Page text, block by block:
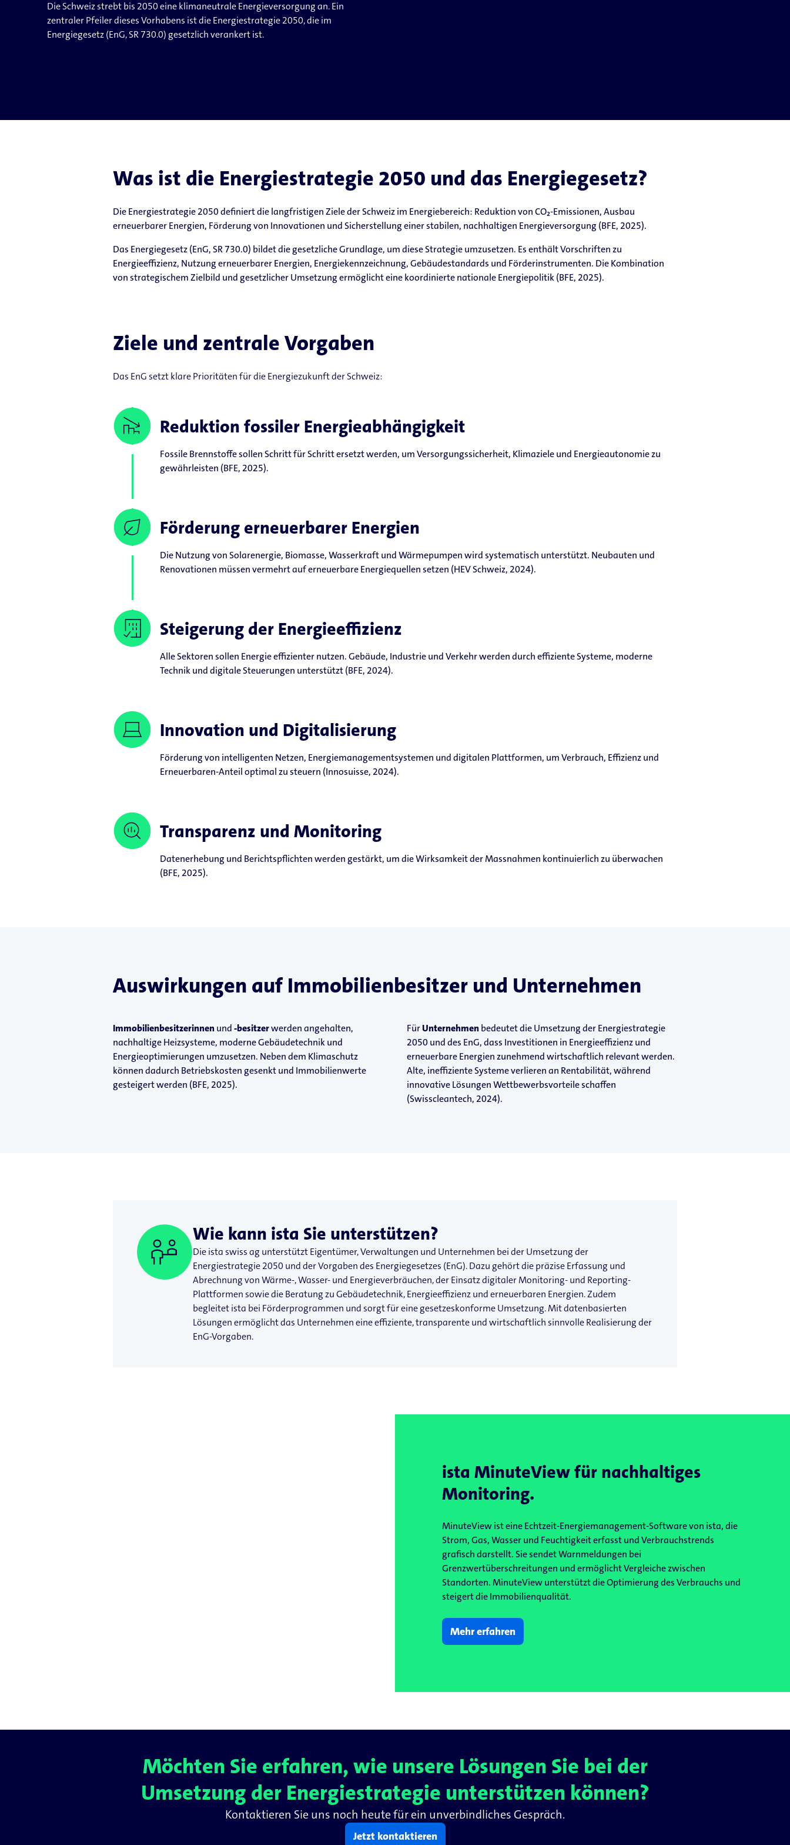
Die Schweiz strebt bis 2050 eine klimaneutrale Energieversorgung an. Ein
zentraler Pfeiler dieses Vorhabens ist die Energiestrategie 2050, die im
Energiegesetz (EnG, SR 730.0) gesetzlich verankert ist.
Was ist die Energiestrategie 2050 und das Energiegesetz?
Die Energiestrategie 2050 definiert die langfristigen Ziele der Schweiz im Energiebereich: Reduktion von CO₂-Emissionen, Ausbau
erneuerbarer Energien, Förderung von Innovationen und Sicherstellung einer stabilen, nachhaltigen Energieversorgung (BFE, 2025).
Das Energiegesetz (EnG, SR 730.0) bildet die gesetzliche Grundlage, um diese Strategie umzusetzen. Es enthält Vorschriften zu
Energieeffizienz, Nutzung erneuerbarer Energien, Energiekennzeichnung, Gebäudestandards und Förderinstrumenten. Die Kombination
von strategischem Zielbild und gesetzlicher Umsetzung ermöglicht eine koordinierte nationale Energiepolitik (BFE, 2025).
Ziele und zentrale Vorgaben
Das EnG setzt klare Prioritäten für die Energiezukunft der Schweiz:
Reduktion fossiler Energieabhängigkeit
Fossile Brennstoffe sollen Schritt für Schritt ersetzt werden, um Versorgungssicherheit, Klimaziele und Energieautonomie zu
gewährleisten (BFE, 2025).
Förderung erneuerbarer Energien
Die Nutzung von Solarenergie, Biomasse, Wasserkraft und Wärmepumpen wird systematisch unterstützt. Neubauten und
Renovationen müssen vermehrt auf erneuerbare Energiequellen setzen (HEV Schweiz, 2024).
Steigerung der Energieeffizienz
Alle Sektoren sollen Energie effizienter nutzen. Gebäude, Industrie und Verkehr werden durch effiziente Systeme, moderne
Technik und digitale Steuerungen unterstützt (BFE, 2024).
Innovation und Digitalisierung
Förderung von intelligenten Netzen, Energiemanagementsystemen und digitalen Plattformen, um Verbrauch, Effizienz und
Erneuerbaren-Anteil optimal zu steuern (Innosuisse, 2024).
Transparenz und Monitoring
Datenerhebung und Berichtspflichten werden gestärkt, um die Wirksamkeit der Massnahmen kontinuierlich zu überwachen
(BFE, 2025).
Auswirkungen auf Immobilienbesitzer und Unternehmen
Immobilienbesitzerinnenund-besitzerwerden angehalten,
nachhaltige Heizsysteme, moderne Gebäudetechnik und
Energieoptimierungen umzusetzen. Neben dem Klimaschutz
können dadurch Betriebskosten gesenkt und Immobilienwerte
gesteigert werden (BFE, 2025).
FürUnternehmenbedeutet die Umsetzung der Energiestrategie
2050 und des EnG, dass Investitionen in Energieeffizienz und
erneuerbare Energien zunehmend wirtschaftlich relevant werden.
Alte, ineffiziente Systeme verlieren an Rentabilität, während
innovative Lösungen Wettbewerbsvorteile schaffen
(Swisscleantech, 2024).
Wie kann ista Sie unterstützen?
Die ista swiss ag unterstützt Eigentümer, Verwaltungen und Unternehmen bei der Umsetzung der
Energiestrategie 2050 und der Vorgaben des Energiegesetzes (EnG). Dazu gehört die präzise Erfassung und
Abrechnung von Wärme-, Wasser- und Energieverbräuchen, der Einsatz digitaler Monitoring- und Reporting-
Plattformen sowie die Beratung zu Gebäudetechnik, Energieeffizienz und erneuerbaren Energien. Zudem
begleitet ista bei Förderprogrammen und sorgt für eine gesetzeskonforme Umsetzung. Mit datenbasierten
Lösungen ermöglicht das Unternehmen eine effiziente, transparente und wirtschaftlich sinnvolle Realisierung der
EnG-Vorgaben.
ista MinuteView für nachhaltiges
Monitoring.
MinuteView ist eine Echtzeit‑Energiemanagement-Software von ista, die
Strom, Gas, Wasser und Feuchtigkeit erfasst und Verbrauchstrends
grafisch darstellt. Sie sendet Warnmeldungen bei
Grenzwertüberschreitungen und ermöglicht Vergleiche zwischen
Standorten. MinuteView unterstützt die Optimierung des Verbrauchs und
steigert die Immobilienqualität.
Mehr erfahren
Möchten Sie erfahren, wie unsere Lösungen Sie bei der
Umsetzung der Energiestrategie unterstützen können?
Kontaktieren Sie uns noch heute für ein unverbindliches Gespräch.
Jetzt kontaktieren